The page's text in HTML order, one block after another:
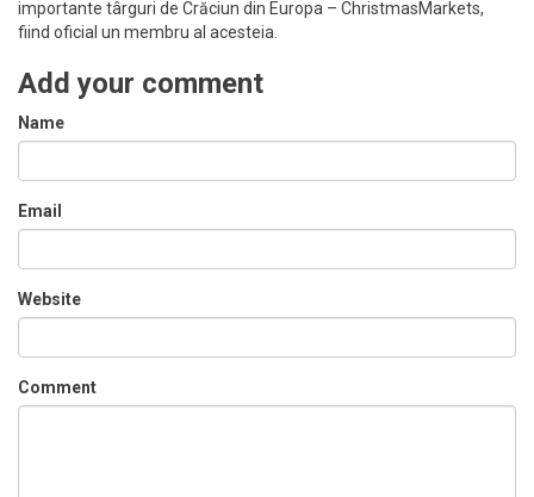
importante târguri de Crăciun din Europa – ChristmasMarkets,
fiind oficial un membru al acesteia.
Add your comment
Name
Email
Website
Comment